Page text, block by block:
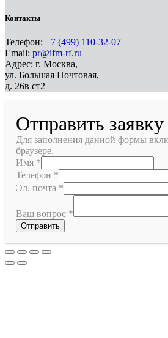
Контакты
Телефон: +7 (499) 110-32-07
Email: pr@ifm-rf.ru
Адрес: г. Москва,
ул. Большая Почтовая,
д. 26в ст2
Отправить заявку
Для заполнения данной формы
браузере.
Имя *
Телефон *
Эл. почта *
Ваш вопрос *
Отправить